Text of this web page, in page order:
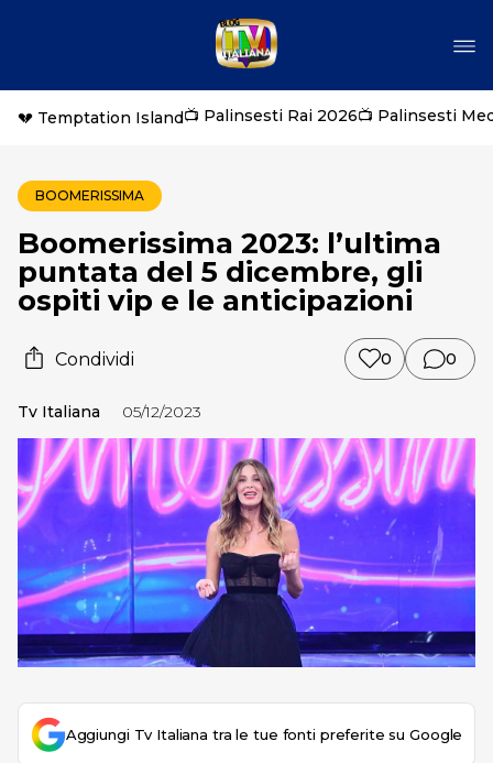
💔 Temptation Island📺 Palinsesti Rai 2026📺 Palinsesti
BOOMERISSIMA
Boomerissima 2023: l’ultima
puntata del 5 dicembre, gli
ospiti vip e le anticipazioni
Condividi 0 0
Tv Italiana 05/12/2023
Aggiungi Tv Italiana tra le tue fonti preferite su Google